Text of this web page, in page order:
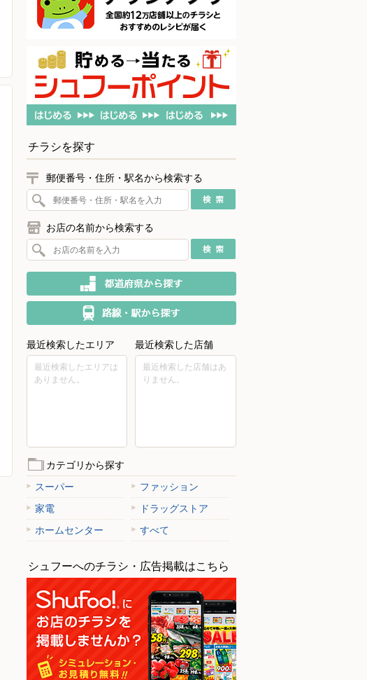
チラシを探す
郵便番号・住所・駅名から検索する
お店の名前から検索する
最近検索したエリア
最近検索したエリアは
ありません。
最近検索した店舗
最近検索した店舗はあ
りません。
カテゴリから探す
スーパー
ファッション
家電
ドラッグストア
ホームセンター
すべて
シュフーへのチラシ・広告掲載はこちら